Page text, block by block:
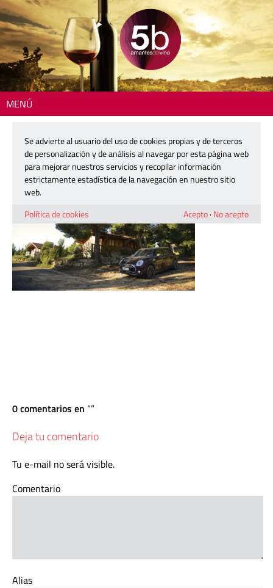
MENÚ
26 julio, 2018
0 comentarios en
Deja tu comentario
Tu e-mail no será visible.
Comentario
Alias
Se advierte al usuario del uso de cookies propias y de terceros
de personalización y de análisis al navegar por esta página web
para mejorar nuestros servicios y recopilar información
estrictamente estadística de la navegación en nuestro sitio
web.
Política de cookies
Acepto· No acepto